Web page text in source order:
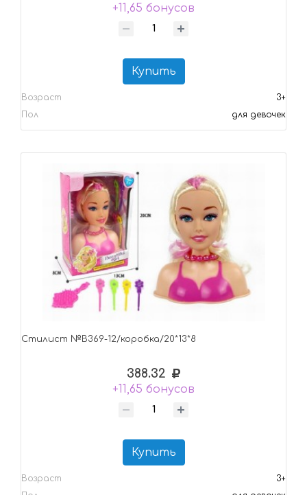
+11,65 бонусов
Купить
Возраст
3+
Пол
для девочек
Стилист №B369-12/коробка/20*13*8
388.32
+11,65 бонусов
Купить
Возраст
3+